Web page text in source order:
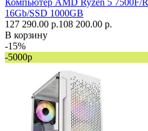
16Gb/SSD 1000GB
127 290.00 р.108 200.00 р.
В корзину
-15%
-5000р